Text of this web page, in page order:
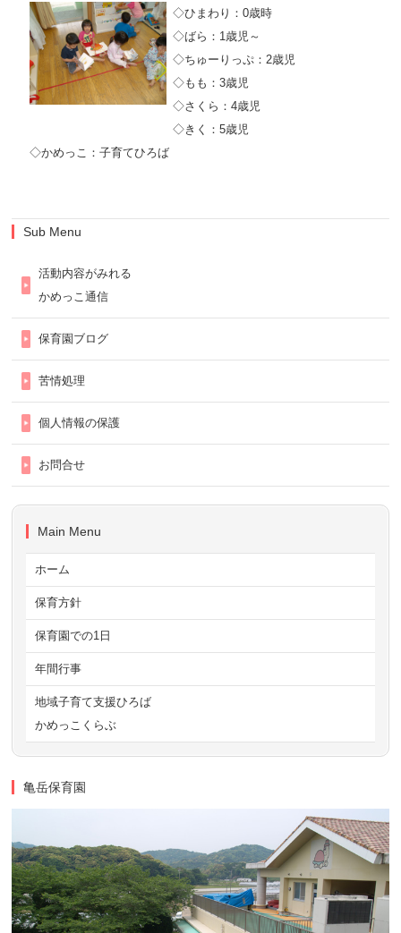
◇ひまわり：0歳時
◇ばら：1歳児～
◇ちゅーりっぷ：2歳児
◇もも：3歳児
◇さくら：4歳児
◇きく：5歳児
◇かめっこ：子育てひろば
Sub Menu
活動内容がみれる
かめっこ通信
保育園ブログ
苦情処理
個人情報の保護
お問合せ
Main Menu
ホーム
保育方針
保育園での1日
年間行事
地域子育て支援ひろば
かめっこくらぶ
亀岳保育園